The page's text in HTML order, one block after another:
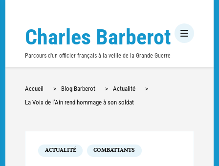
Charles Barberot
Parcours d'un officier français à la veille de la Grande Guerre
Accueil > Blog Barberot > Actualité
>
La Voix de l’Ain rend hommage à son soldat
ACTUALITÉ COMBATTANTS